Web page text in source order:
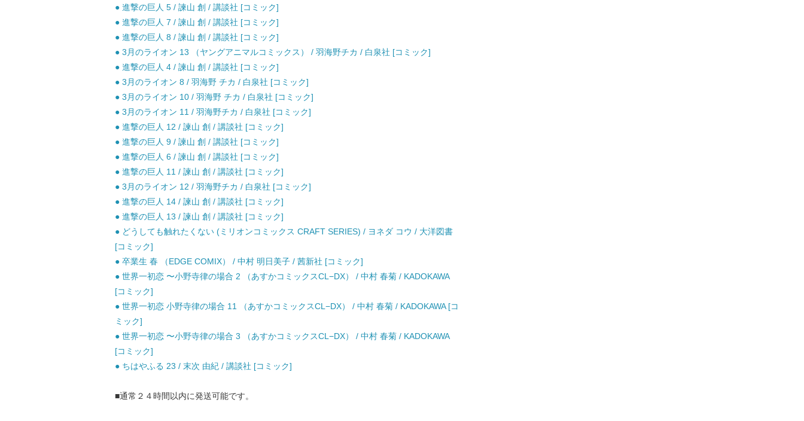
● 進撃の巨人 5 / 諫山 創 / 講談社 [コミック]
● 進撃の巨人 7 / 諫山 創 / 講談社 [コミック]
● 進撃の巨人 8 / 諫山 創 / 講談社 [コミック]
● 3月のライオン 13 （ヤングアニマルコミックス） / 羽海野チカ / 白泉社 [コミック]
● 進撃の巨人 4 / 諫山 創 / 講談社 [コミック]
● 3月のライオン 8 / 羽海野 チカ / 白泉社 [コミック]
● 3月のライオン 10 / 羽海野 チカ / 白泉社 [コミック]
● 3月のライオン 11 / 羽海野チカ / 白泉社 [コミック]
● 進撃の巨人 12 / 諫山 創 / 講談社 [コミック]
● 進撃の巨人 9 / 諫山 創 / 講談社 [コミック]
● 進撃の巨人 6 / 諫山 創 / 講談社 [コミック]
● 進撃の巨人 11 / 諫山 創 / 講談社 [コミック]
● 3月のライオン 12 / 羽海野チカ / 白泉社 [コミック]
● 進撃の巨人 14 / 諫山 創 / 講談社 [コミック]
● 進撃の巨人 13 / 諫山 創 / 講談社 [コミック]
● どうしても触れたくない (ミリオンコミックス CRAFT SERIES) / ヨネダ コウ / 大洋図書
[コミック]
● 卒業生 春 （EDGE COMIX） / 中村 明日美子 / 茜新社 [コミック]
● 世界一初恋 〜小野寺律の場合 2 （あすかコミックスCL−DX） / 中村 春菊 / KADOKAWA
[コミック]
● 世界一初恋 小野寺律の場合 11 （あすかコミックスCL−DX） / 中村 春菊 / KADOKAWA [コ
ミック]
● 世界一初恋 〜小野寺律の場合 3 （あすかコミックスCL−DX） / 中村 春菊 / KADOKAWA
[コミック]
● ちはやふる 23 / 末次 由紀 / 講談社 [コミック]
■通常２４時間以内に発送可能です。